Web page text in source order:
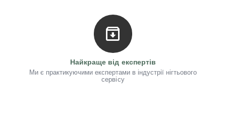
Найкраще від експертів
Ми є практикуючими експертами в індустрії нігтьового
сервісу